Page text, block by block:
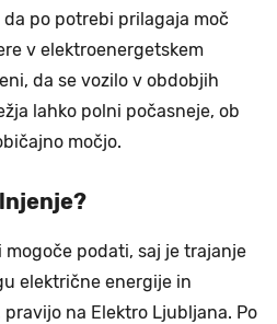
po potrebi prilagaja moč
v elektroenergetskem
da se vozilo v obdobjih
lahko polni počasneje, ob
močjo.
podati, saj je trajanje
električne energije in
na Elektro Ljubljana. Po